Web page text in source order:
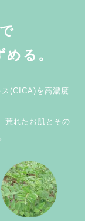
る。
(CICA)を高濃度
荒れたお肌とその